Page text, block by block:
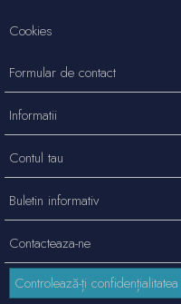
Contacteaza-ne
Cookies
Formular de contact
Informatii
Contul tau
Buletin informativ
Controlează-ți confidențialitatea